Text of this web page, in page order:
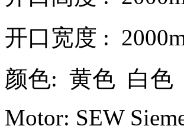
开口宽度 :
颜色: 黄色 白色
Motor: SEW